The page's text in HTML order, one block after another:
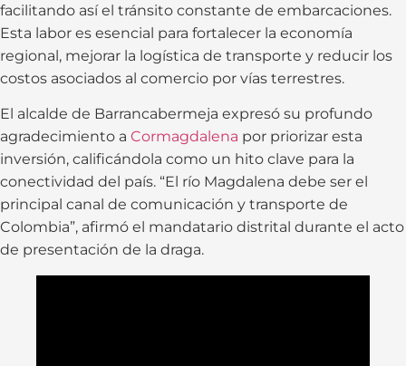
facilitando así el tránsito constante de embarcaciones.
Esta labor es esencial para fortalecer la economía
regional, mejorar la logística de transporte y reducir los
costos asociados al comercio por vías terrestres.
El alcalde de Barrancabermeja expresó su profundo
agradecimiento a Cormagdalena por priorizar esta
inversión, calificándola como un hito clave para la
conectividad del país. “El río Magdalena debe ser el
principal canal de comunicación y transporte de
Colombia”, afirmó el mandatario distrital durante el acto
de presentación de la draga.